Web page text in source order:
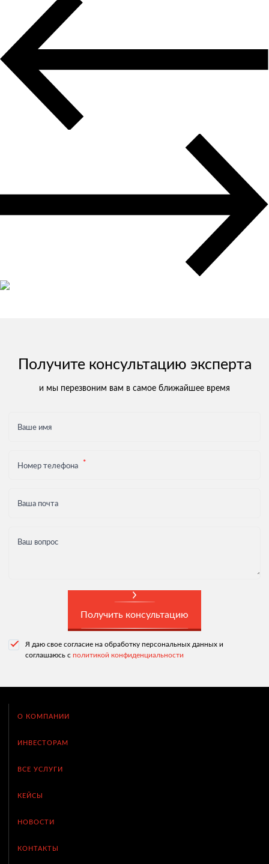
Контейнерные перевозки
Железнодорожные перевозки
Морские и речные перевозки
Авиадоставка
Мультимодальные перевозки
Негабаритные перевозки
Комплексные логистические решения
Получите консультацию эксперта
и мы перезвоним вам в самое ближайшее время
Ваше имя
Номер телефона
Ваша почта
Ваш вопрос
Получить консультацию
Я даю свое согласие на обработку персональных данных и
соглашаюсь с политикой конфиденциальности
О КОМПАНИИ
ИНВЕСТОРАМ
ВСЕ УСЛУГИ
КЕЙСЫ
НОВОСТИ
КОНТАКТЫ